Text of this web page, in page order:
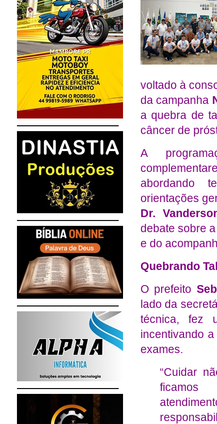
voltado à
da campanha
a quebra de
câncer de
A
abordando
orientações
Dr.
debate sobre
e do
Quebrando
O prefeito
lado da
técnica, fez
incentivando
exames.
“Cuidar
ficamos